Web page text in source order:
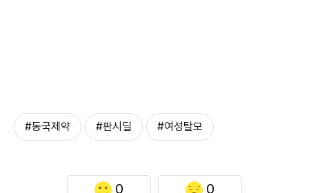
#동국제약 #판시딜 #여성탈모
0 0